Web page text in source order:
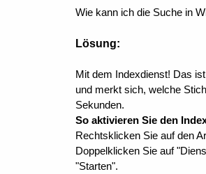
Wie kann ich die Suche in
Lösung:
Mit dem Indexdienst! Das
und merkt sich, welche
Sekunden.
So aktivieren Sie den
Rechtsklicken Sie auf den
Doppelklicken Sie auf
"Starten".